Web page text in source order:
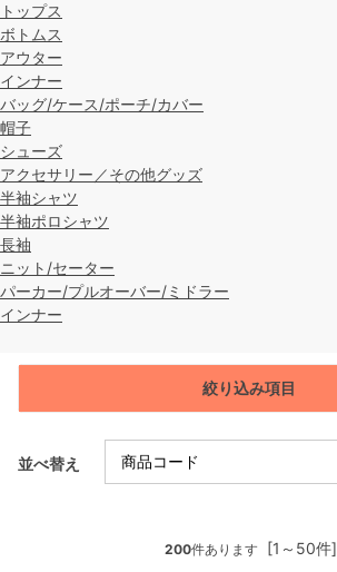
トップス
ボトムス
アウター
インナー
バッグ/ケース/ポーチ/カバー
帽子
シューズ
アクセサリー／その他グッズ
半袖シャツ
半袖ポロシャツ
長袖
ニット/セーター
パーカー/プルオーバー/ミドラー
インナー
絞り込み項目
並べ替え
[1～50件]
200件あります